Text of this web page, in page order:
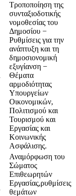
Τροποποίηση της
συνταξιοδοτικής
νομοθεσίας του
Δημοσίου −
Ρυθμίσεις για την
ανάπτυξη και τη
δημοσιονομική
εξυγίανση −
Θέματα
αρμοδιότητας
Υπουργείων
Οικονομικών,
Πολιτισμού και
Τουρισμού και
Εργασίας και
Κοινωνικής
Ασφάλισης.
Αναμόρφωση του
Σώματος
Επιθεωρητών
Εργασίας,ρυθμίσεις
θεμάτων